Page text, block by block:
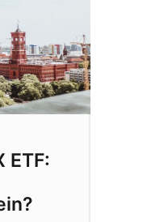
ETF: